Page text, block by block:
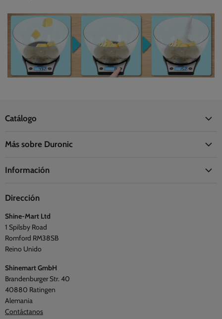
Catálogo
Cocina
Viajes y exterior
Más sobre Duronic
Opiniones
Información
Preguntas frecuentes
Política de privacidad
Términos y condiciones
Dirección
Shine-Mart Ltd
1 Spilsby Road
Romford RM38SB
Reino Unido
Shinemart GmbH
Brandenburger Str. 40
40880 Ratingen
Alemania
Contáctanos